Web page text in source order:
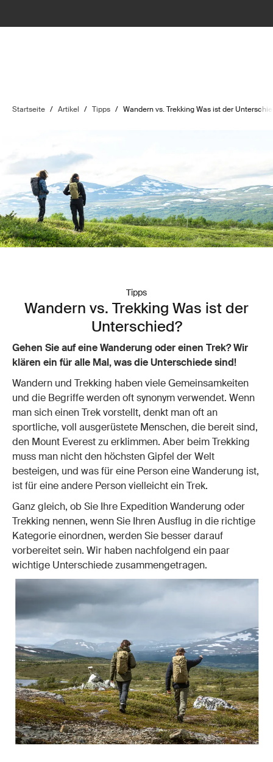
Startseite / Artikel / Tipps / Wandern vs. Trekking Was ist der
Tipps
Wandern vs. Trekking Was ist der
Unterschied?
Gehen Sie auf eine Wanderung oder einen Trek? Wir
klären ein für alle Mal, was die Unterschiede sind!
Wandern und Trekking haben viele Gemeinsamkeiten
und die Begriffe werden oft synonym verwendet. Wenn
man sich einen Trek vorstellt, denkt man oft an
sportliche, voll ausgerüstete Menschen, die bereit sind,
den Mount Everest zu erklimmen. Aber beim Trekking
muss man nicht den höchsten Gipfel der Welt
besteigen, und was für eine Person eine Wanderung ist,
ist für eine andere Person vielleicht ein Trek.
Ganz gleich, ob Sie Ihre Expedition Wanderung oder
Trekking nennen, wenn Sie Ihren Ausflug in die richtige
Kategorie einordnen, werden Sie besser darauf
vorbereitet sein. Wir haben nachfolgend ein paar
wichtige Unterschiede zusammengetragen.